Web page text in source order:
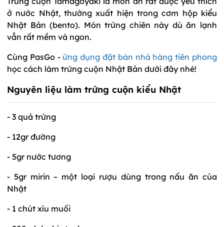
ở nước Nhật, thường xuất hiện trong cơm hộp kiểu
Nhật Bản (bento). Món trứng chiên này dù ăn lạnh
vẫn rất mềm và ngon.
Cùng PasGo - ứng dụng đặt bàn nhà hàng tiên phong
học cách làm trứng cuộn Nhật Bản dưới đây nhé!
Nguyên liệu làm trứng cuộn kiểu Nhật
- 3 quả trứng
- 12gr đường
- 5gr nước tương
- 5gr mirin – một loại rượu dùng trong nấu ăn của
Nhật
- 1 chút xíu muối